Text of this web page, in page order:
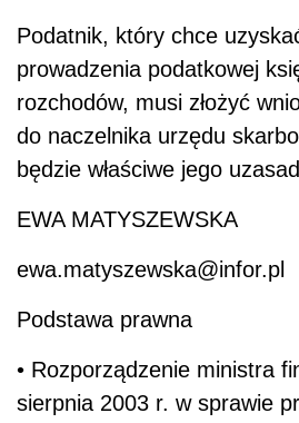
Podatnik, który chce
prowadzenia podatkowej
rozchodów, musi złożyć
do naczelnika urzędu
będzie właściwe jego
EWA MATYSZEWSKA
ewa.matyszewska@infor.pl
Podstawa prawna
• Rozporządzenie ministra
sierpnia 2003 r. w sprawie